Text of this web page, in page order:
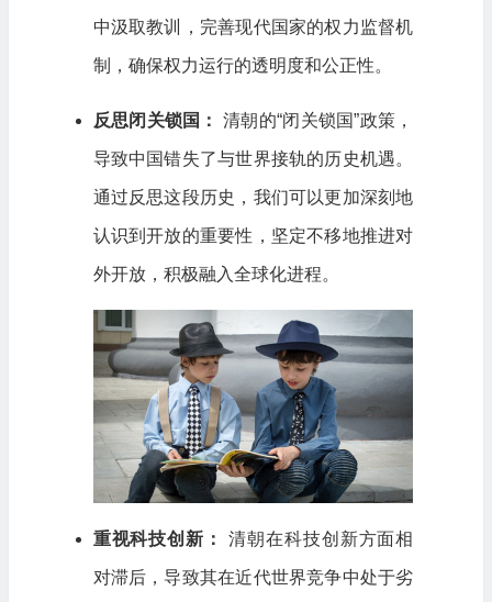
中汲取教训，完善现代国家的权力监督机
制，确保权力运行的透明度和公正性。
反思闭关锁国： 清朝的“闭关锁国”政策，
导致中国错失了与世界接轨的历史机遇。
通过反思这段历史，我们可以更加深刻地
认识到开放的重要性，坚定不移地推进对
外开放，积极融入全球化进程。
重视科技创新： 清朝在科技创新方面相
对滞后，导致其在近代世界竞争中处于劣